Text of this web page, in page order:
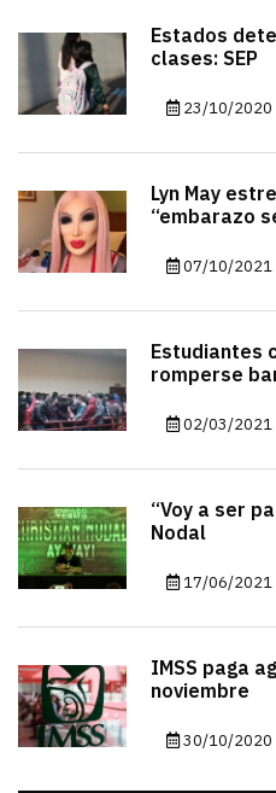
Estados
clases: SEP
23/10/2020
Lyn May
“embarazo
07/10/2021
Estudiantes
romperse
02/03/2021
“Voy a ser
Nodal
17/06/2021
IMSS paga
noviembre
30/10/2020